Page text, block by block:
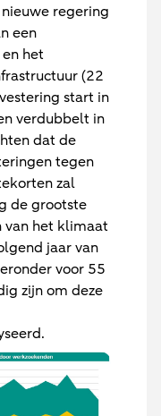
regering
een
het
(22
start in
verdubbelt in
dat de
tegen
zal
de grootste
van het klimaat
jaar van
voor 55
zijn om deze